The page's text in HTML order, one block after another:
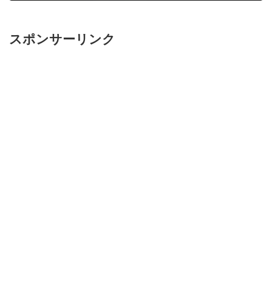
スポンサーリンク